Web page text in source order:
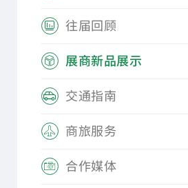
 往届回顾
 展商新品展示
 交通指南
 商旅服务
 合作媒体